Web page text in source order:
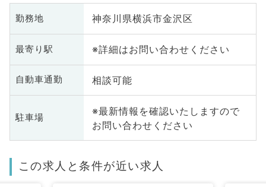
勤務地 神奈川県横浜市金沢区
最寄り駅 ※詳細はお問い合わせください
自動車通勤 相談可能
駐車場
※最新情報を確認いたしますので
お問い合わせください
この求人と条件が近い求人